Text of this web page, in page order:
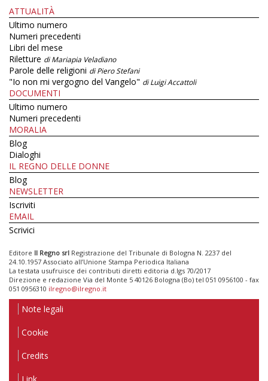
ATTUALITÀ
Ultimo numero
Numeri precedenti
Libri del mese
Riletture di Mariapia Veladiano
Parole delle religioni di Piero Stefani
"Io non mi vergogno del Vangelo" di Luigi Accattoli
DOCUMENTI
Ultimo numero
Numeri precedenti
MORALIA
Blog
Dialoghi
IL REGNO DELLE DONNE
Blog
NEWSLETTER
Iscriviti
EMAIL
Scrivici
Editore Il Regno srl Registrazione del Tribunale di Bologna N. 2237 del
24.10.1957 Associato all’Unione Stampa Periodica Italiana
La testata usufruisce dei contributi diretti editoria d.lgs 70/2017
Direzione e redazione Via del Monte 5 40126 Bologna (Bo) tel 051 0956100 - fax
051 0956310 ilregno@ilregno.it
Note legali
Cookie
Credits